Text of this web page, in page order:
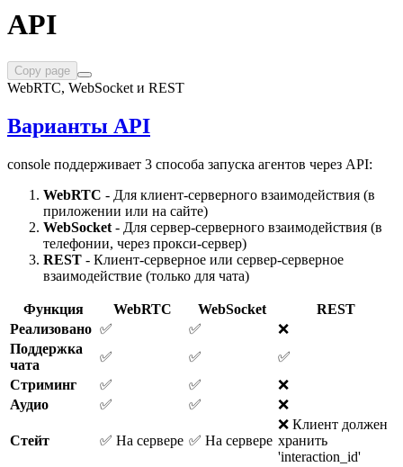
API
Copy page
WebRTC, WebSocket и REST
Варианты API
console поддерживает 3 способа запуска агентов через API:
WebRTC - Для клиент-серверного взаимодействия (в
приложении или на сайте)
WebSocket - Для сервер-серверного взаимодействия (в
телефонии, через прокси-сервер)
REST - Клиент-серверное или сервер-серверное
взаимодействие (только для чата)
Функция WebRTC WebSocket
REST
Реализовано ✅ ✅
❌
Поддержка
чата
✅ ✅
✅
Стриминг
✅ ✅
❌
Аудио
✅ ✅ ❌
Стейт ✅ На сервере ✅ На сервере
❌ Клиент должен
хранить
'interaction_id'